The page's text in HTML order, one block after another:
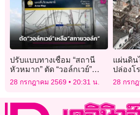
ปรับแบบทางเชื่อม “สถานี
หัวหมาก” ตัด “วอล์กเวย์”
เหลือแค่ “สกายวอล์ก”
28 กรกฎาคม 2569 20:31 น.
แผ่นดิน
ปล่องโ
เร่งค้น
28 กรก